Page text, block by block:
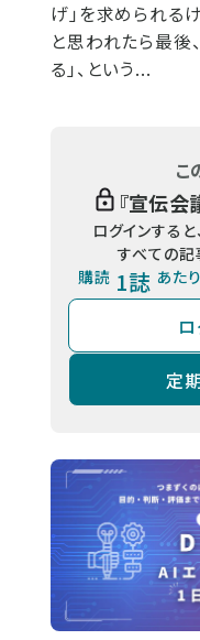
げ」を求められるけ
と思われたら最後
る」、という...
こ
『宣伝会
ログインする
すべての記
購読 1誌 あた
定